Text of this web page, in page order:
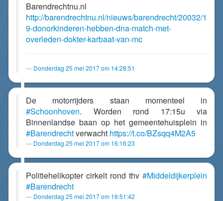
Barendrechtnu.nl
http://barendrechtnu.nl/nieuws/barendrecht/20032/1
9-donorkinderen-hebben-dna-match-met-
overleden-dokter-karbaat-van-mc
Donderdag 25 mei 2017 om 14:28:51
De motorrijders staan momenteel in
#Schoonhoven. Worden rond 17:15u via
Binnenlandse baan op het gemeentehuisplein in
#Barendrechtverwacht https://t.co/BZsqq4M2A5
Donderdag 25 mei 2017 om 16:16:23
Politiehelikopter cirkelt rond thv #Middeldijkerplein
#Barendrecht
Donderdag 25 mei 2017 om 16:51:42